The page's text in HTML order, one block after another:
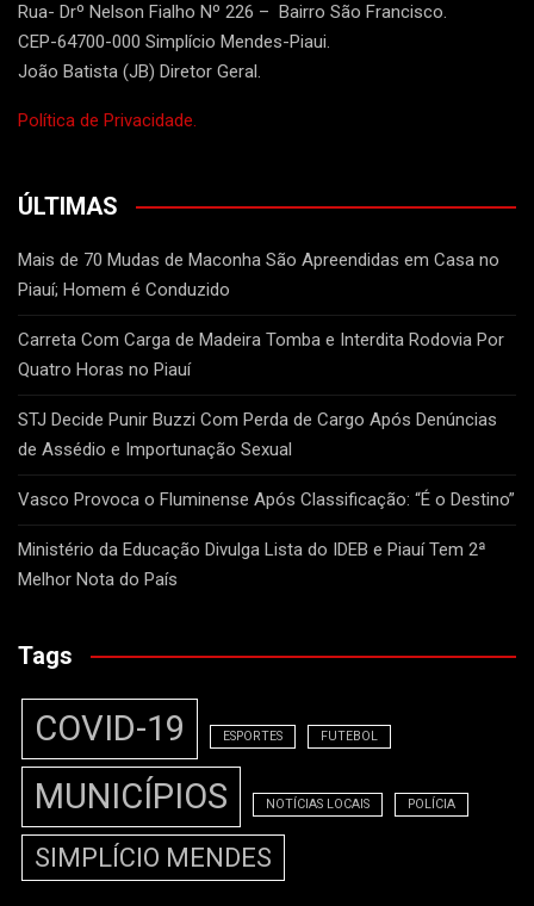
Rua- Drº Nelson Fialho Nº 226 – Bairro São Francisco.
CEP-64700-000 Simplício Mendes-Piaui.
João Batista (JB) Diretor Geral.
Política de Privacidade.
ÚLTIMAS
Mais de 70 Mudas de Maconha São Apreendidas em Casa no
Piauí; Homem é Conduzido
Carreta Com Carga de Madeira Tomba e Interdita Rodovia Por
Quatro Horas no Piauí
STJ Decide Punir Buzzi Com Perda de Cargo Após Denúncias
de Assédio e Importunação Sexual
Vasco Provoca o Fluminense Após Classificação: “É o Destino”
Ministério da Educação Divulga Lista do IDEB e Piauí Tem 2ª
Melhor Nota do País
Tags
COVID-19 ESPORTES FUTEBOL
MUNICÍPIOS NOTÍCIAS LOCAIS POLÍCIA
SIMPLÍCIO MENDES